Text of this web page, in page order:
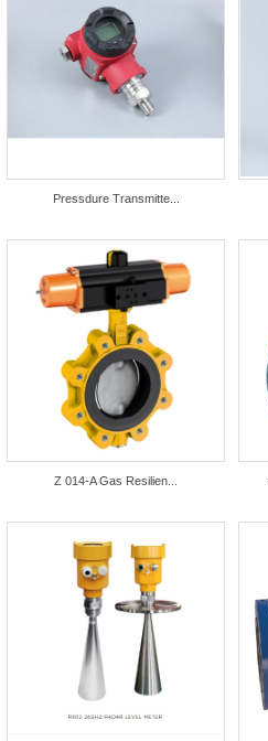
Pressdure Transmitte...
Z 014-A Gas Resilien...